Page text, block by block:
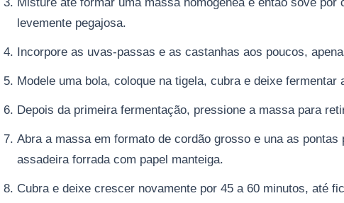
Misture até formar uma massa homogênea e então sove
levemente pegajosa.
Incorpore as uvas-passas e as castanhas aos poucos,
Modele uma bola, coloque na tigela, cubra e deixe
Depois da primeira fermentação, pressione a massa para
Abra a massa em formato de cordão grosso e una as
assadeira forrada com papel manteiga.
Cubra e deixe crescer novamente por 45 a 60 minutos, até